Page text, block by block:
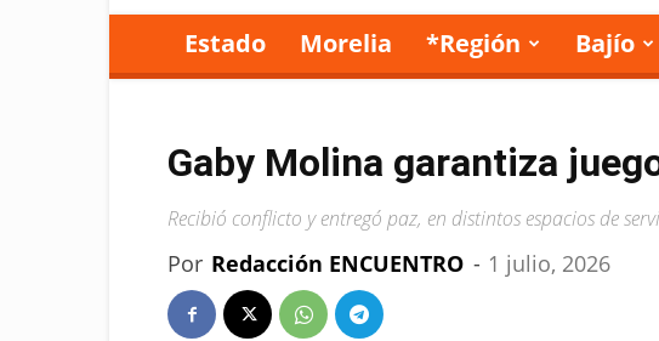
Estado Morelia *Región Bajío
Gaby Molina garantiza
Recibió conflicto y entregó paz, en distintos espacios de
Por Redacción ENCUENTRO - 1 julio, 2026